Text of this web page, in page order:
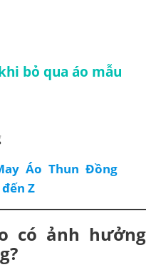
bỏ qua áo mẫu
Áo Thun Đồng
Z
có ảnh hưởng